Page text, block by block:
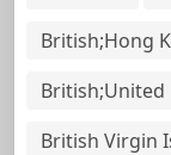
British;Hong
British;United
British Virgin